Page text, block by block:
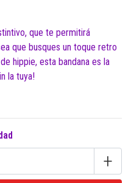
que te permitirá
que busques un toque retro
hippie, esta bandana es la
la tuya!
+